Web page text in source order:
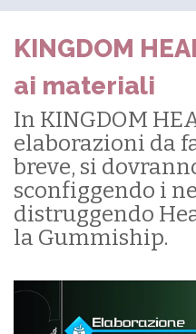
KINGDOM
ai materiali
In KINGDOM
elaborazioni da
breve, si
sconfiggendo i
distruggendo
la Gummiship.